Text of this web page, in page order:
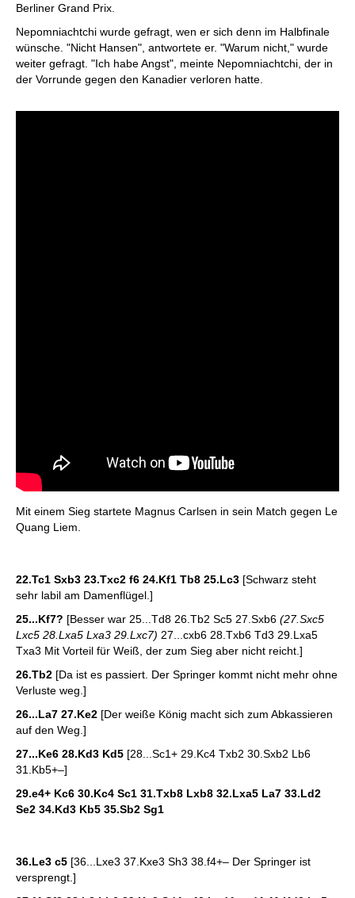
Berliner Grand Prix.
Nepomniachtchi wurde gefragt, wen er sich denn im Halbfinale
wünsche. "Nicht Hansen", antwortete er. "Warum nicht," wurde
weiter gefragt. "Ich habe Angst", meinte Nepomniachtchi, der in
der Vorrunde gegen den Kanadier verloren hatte.
Mit einem Sieg startete Magnus Carlsen in sein Match gegen Le
Quang Liem.
22.Tc1 Sxb3 23.Txc2 f6 24.Kf1 Tb8 25.Lc3 [Schwarz steht
sehr labil am Damenflügel.]
25...Kf7? [Besser war 25...Td8 26.Tb2 Sc5 27.Sxb6 (27.Sxc5
Lxc5 28.Lxa5 Lxa3 29.Lxc7) 27...cxb6 28.Txb6 Td3 29.Lxa5
Txa3 Mit Vorteil für Weiß, der zum Sieg aber nicht reicht.]
26.Tb2 [Da ist es passiert. Der Springer kommt nicht mehr ohne
Verluste weg.]
26...La7 27.Ke2 [Der weiße König macht sich zum Abkassieren
auf den Weg.]
27...Ke6 28.Kd3 Kd5 [28...Sc1+ 29.Kc4 Txb2 30.Sxb2 Lb6
31.Kb5+–]
29.e4+ Kc6 30.Kc4 Sc1 31.Txb8 Lxb8 32.Lxa5 La7 33.Ld2
Se2 34.Kd3 Kb5 35.Sb2 Sg1
36.Le3 c5 [36...Lxe3 37.Kxe3 Sh3 38.f4+– Der Springer ist
versprengt.]